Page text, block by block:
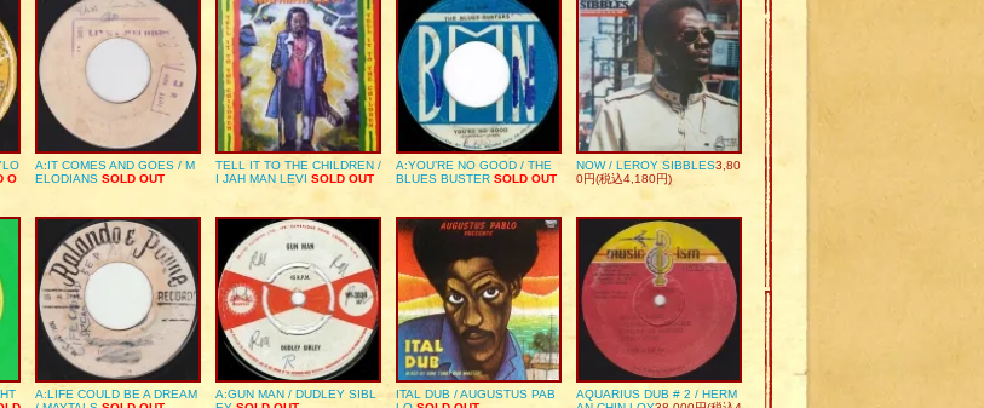
O
A:IT COMES AND GOES / M
ELODIANS SOLD OUT
TELL IT TO THE CHILDREN /
I JAH MAN LEVI SOLD OUT
A:YOU’RE NO GOOD / THE
BLUES BUSTER SOLD OUT
NOW / LEROY SIBBLES3,80
0円(税込4,180円)
A:LIFE COULD BE A DREAM
A:GUN MAN / DUDLEY SIBL
ITAL DUB / AUGUSTUS PAB
AQUARIUS DUB # 2 / HERM